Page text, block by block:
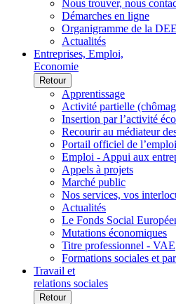
Nous trouver, nous
Démarches en ligne
Organigramme de la
Actualités
Entreprises, Emploi,
Economie
Retour
Apprentissage
Activité partielle
Insertion par l’activité
Recourir au médiateur
Portail officiel de
Emploi - Appui aux
Appels à projets
Marché public
Nos services, vos
Actualités
Le Fonds Social
Mutations économiques
Titre professionnel - VAE
Formations sociales et
Travail et
relations sociales
Retour